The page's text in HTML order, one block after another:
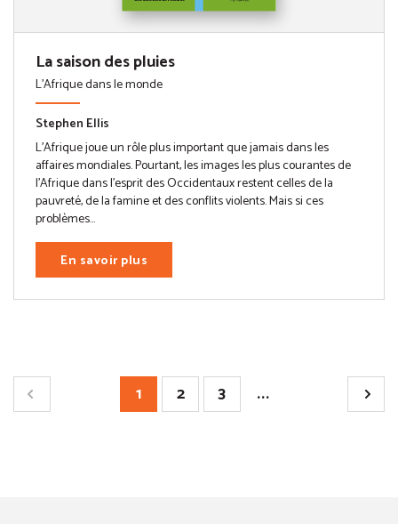
La saison des pluies
L'Afrique dans le monde
Stephen Ellis
L’Afrique joue un rôle plus important que jamais dans les
affaires mondiales. Pourtant, les images les plus courantes de
l’Afrique dans l’esprit des Occidentaux restent celles de la
pauvreté, de la famine et des conflits violents. Mais si ces
problèmes...
En savoir plus
1 2 3 ...